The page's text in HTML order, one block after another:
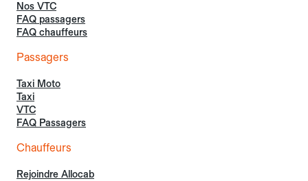
Nos VTC
FAQ passagers
FAQ chauffeurs
Passagers
Taxi Moto
Taxi
VTC
FAQ Passagers
Chauffeurs
Rejoindre Allocab